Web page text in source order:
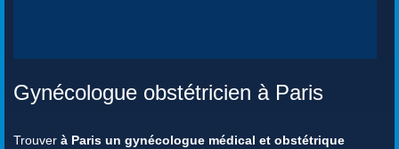
Gynécologue obstétricien à Paris
Trouver à Paris un gynécologue médical et obstétrique